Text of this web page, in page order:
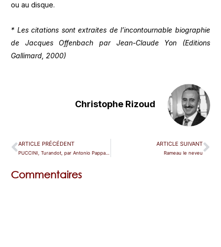
ou au disque.
* Les citations sont extraites de l’incontournable biographie
de Jacques Offenbach par Jean-Claude Yon (Editions
Gallimard, 2000)
Christophe Rizoud
ARTICLE PRÉCÉDENT ARTICLE SUIVANT
Rameau le neveu
Commentaires